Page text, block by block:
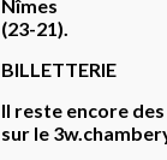
Nîmes
(23-21).
BILLETTERIE
Il reste encore
sur le